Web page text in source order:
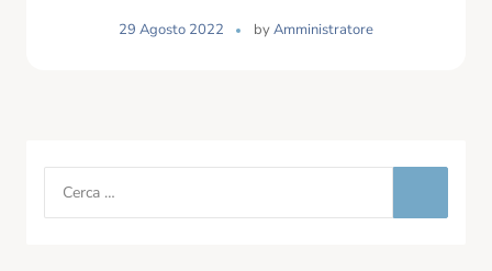
29 Agosto 2022 byAmministratore